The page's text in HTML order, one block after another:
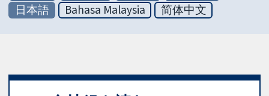
日本語
Bahasa Malaysia 简体中文